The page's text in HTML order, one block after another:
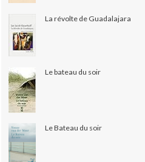
La révolte de Guadalajara
Le bateau du soir
Le Bateau du soir